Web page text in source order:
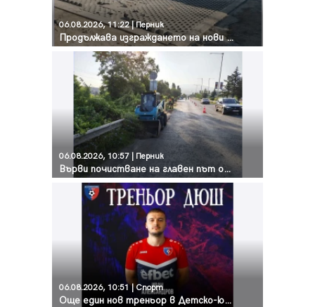
06.08.2026, 11:22 | Перник
Продължава изграждането на нови паркоместа в Перник
06.08.2026, 10:57 | Перник
Върви почистване на главен път от квартал „Бела вода“ до кв. „Църква“
06.08.2026, 10:51 | Спорт
Още един нов треньор в Детско-юношеската школа на „Струмска слава“